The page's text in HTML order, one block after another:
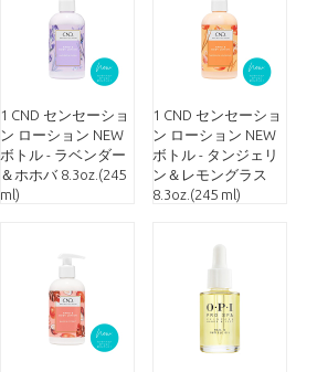
1 CND センセーショ
ン ローション NEW
ボトル - ラベンダー
＆ホホバ 8.3oz.(245
ml)
1 CND センセーショ
ン ローション NEW
ボトル - タンジェリ
ン＆レモングラス
8.3oz.(245 ml)